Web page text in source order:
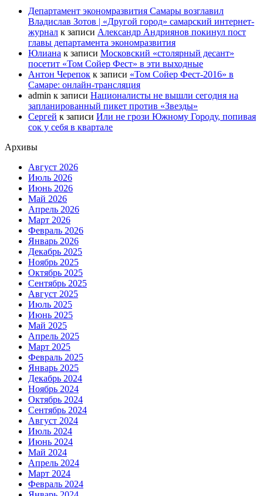
Департамент экономразвития Самары возглавил
Владислав Зотов | «Другой город» самарский интернет-
журнал к записи Александр Андриянов покинул пост
главы департамента экономразвития
Юлиана к записи Московский «столярный десант»
посетит «Том Сойер Фест» в эти выходные
Антон Черепок к записи «Том Сойер Фест-2016» в
Самаре: онлайн-трансляция
admin к записи Националисты не вышли сегодня на
запланированный пикет против «Звезды»
Сергей к записи Или не грози Южному Городу, попивая
сок у себя в квартале
Архивы
Август 2026
Июль 2026
Июнь 2026
Май 2026
Апрель 2026
Март 2026
Февраль 2026
Январь 2026
Декабрь 2025
Ноябрь 2025
Октябрь 2025
Сентябрь 2025
Август 2025
Июль 2025
Июнь 2025
Май 2025
Апрель 2025
Март 2025
Февраль 2025
Январь 2025
Декабрь 2024
Ноябрь 2024
Октябрь 2024
Сентябрь 2024
Август 2024
Июль 2024
Июнь 2024
Май 2024
Апрель 2024
Март 2024
Февраль 2024